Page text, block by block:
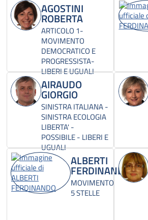
AGOSTINI
ROBERTA
ARTICOLO 1-
MOVIMENTO
DEMOCRATICO E
PROGRESSISTA-
LIBERI E UGUALI
AIRAUDO
GIORGIO
SINISTRA ITALIANA -
SINISTRA ECOLOGIA
LIBERTA' -
POSSIBILE - LIBERI E
UGUALI
ALBERTI
FERDINANDO
MOVIMENTO
5 STELLE